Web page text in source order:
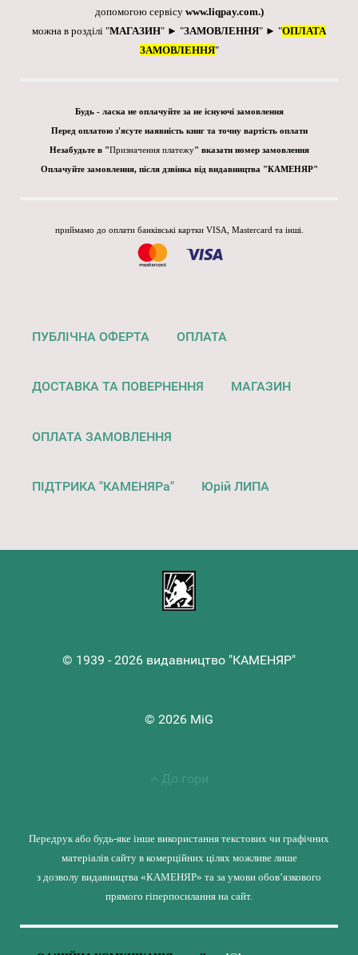
допомогою сервісу www.liqpay.com.)
можна в розділі "МАГАЗИН" ► "ЗАМОВЛЕННЯ" ► "ОПЛАТА
ЗАМОВЛЕННЯ"
Будь - ласка не оплачуйте за не існуючі замовлення
Перед оплатою з'ясуте наявність книг та точну вартість оплати
Незабудьте в "Призначення платежу" вказати номер замовлення
Оплачуйте замовлення, після дзвінка від видавництва "КАМЕНЯР"
приймамо до оплати банківські картки VISA, Mastercard та інші.
ПУБЛІЧНА ОФЕРТА ОПЛАТА
ДОСТАВКА ТА ПОВЕРНЕННЯ МАГАЗИН
ОПЛАТА ЗАМОВЛЕННЯ
ПІДТРИКА "КАМЕНЯРа" Юрій ЛИПА
© 1939 - 2026 видавництво "КАМЕНЯР"
© 2026 MiG
До гори
Передрук або будь-яке інше використання текстових чи графічних
матеріалів сайту в комерційних цілях можливе лише
з дозволу видавництва «КАМЕНЯР» та за умови обов’язкового
прямого гіперпосилання на сайт.